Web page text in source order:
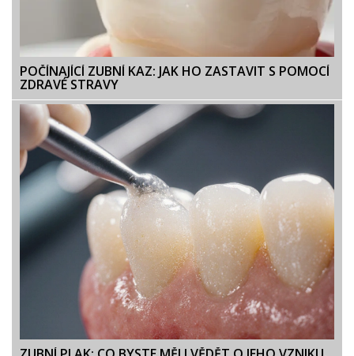
POČÍNAJÍCÍ ZUBNÍ KAZ: JAK HO ZASTAVIT S POMOCÍ
ZDRAVÉ STRAVY